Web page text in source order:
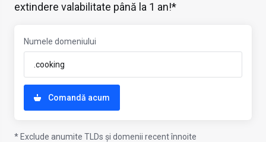
extindere valabilitate până la 1 an!*
Numele domeniului
Comandă acum
* Exclude anumite TLDs și domenii recent înnoite